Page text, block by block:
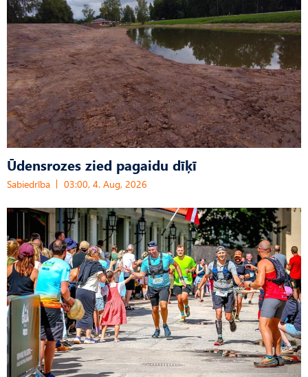
Ūdensrozes zied pagaidu dīķī
Sabiedrība 03:00, 4. Aug, 2026